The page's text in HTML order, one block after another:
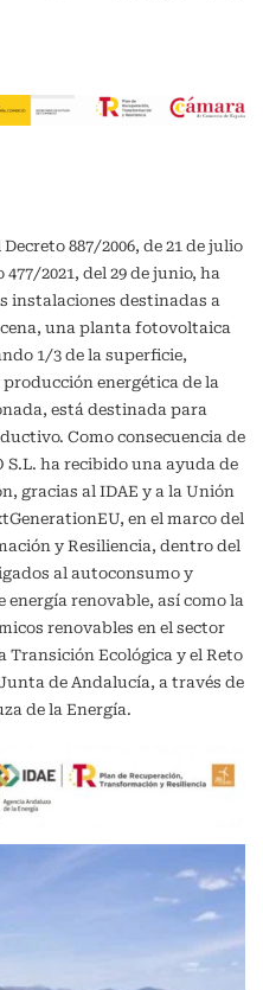
887/2006, de 21 de julio
2021, del 29 de junio, ha
instalaciones destinadas a
una planta fotovoltaica
1/3 de la superficie,
producción energética de la
está destinada para
Como consecuencia de
ha recibido una ayuda de
gracias al IDAE y a la Unión
en el marco del
y Resiliencia, dentro del
al autoconsumo y
renovable, así como la
renovables en el sector
Ecológica y el Reto
de Andalucía, a través de
de la Energía.